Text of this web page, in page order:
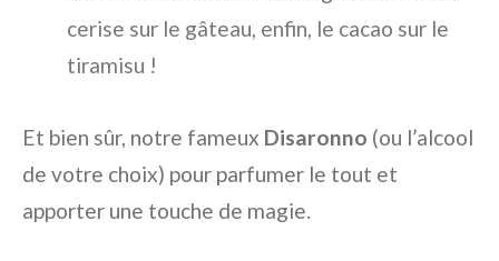
cerise sur le gâteau, enfin, le cacao sur le
tiramisu !
Et bien sûr, notre fameux Disaronno (ou l’alcool
de votre choix) pour parfumer le tout et
apporter une touche de magie.